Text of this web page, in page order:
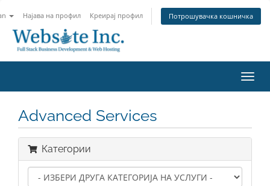
Најава на профил Креирај профил Потрошувачка кошничка
ја
Advanced Services
Категории